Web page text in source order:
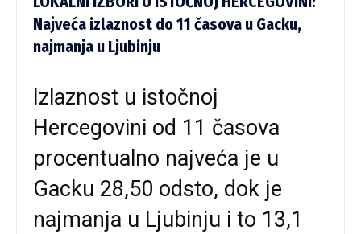
Najveća izlaznost do 11 časova u Gacku,
najmanja u Ljubinju
Izlaznost u istočnoj
Hercegovini od 11 časova
procentualno najveća je u
Gacku 28,50 odsto, dok je
najmanja u Ljubinju i to 13,1